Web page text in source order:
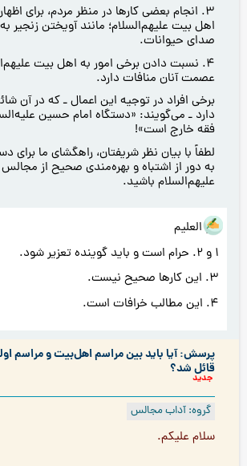
٣. انجام بعضی كارها در منظر مردم، برای
اهل بيت عليهم‌السلام؛ مانند آويختن زنجير
صدای حيوانات.
٤. نسبت دادن برخی امور به اهل بيت
عصمت آنان منافات دارد.
برخی افراد در توجیه این اعمال ـ که در آن
دارد ـ می‌گویند: «دستگاه امام حسين
فقه خارج است»!
لطفاً با بيان نظر شريفتان، راهگشای ما برای
به دور از اشتباه و بهره‌مندی صحيح از
عليهم‌السلام باشيد.
هو العلیم
1 و 2. حرام است و باید گوینده تعزیر شود.
3. این کار‌ها صحیح نیست.
4. این‌ مطالب خرافات است.
پرسش: آیا باید بین مراسم اهل‌بیت و مراسم
قائل شد؟
جدید
گروه: آداب مجالس
سلام علیكم.